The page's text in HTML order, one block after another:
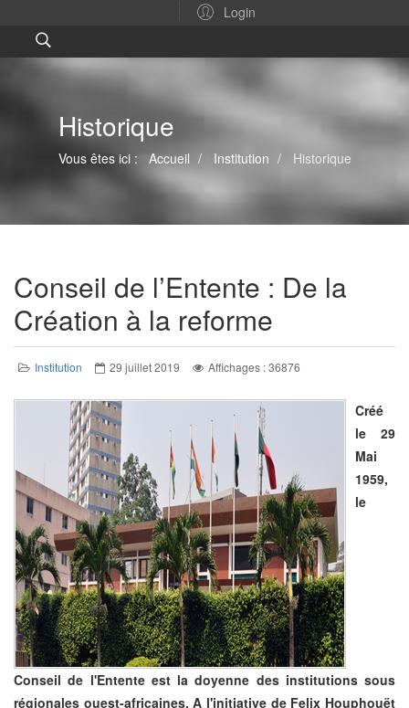
Login
Historique
Vous êtes ici : Accueil Institution Historique
Conseil de l’Entente : De la
Création à la reforme
Institution 29 juillet 2019 Affichages : 36876
Créé
le 29
Mai
1959,
le
Conseil de l'Entente est la doyenne des institutions sous
régionales ouest-africaines. A l'initiative de Felix Houphouët